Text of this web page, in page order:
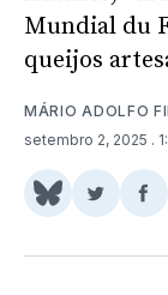
Mundial du
queijos
MÁRIO ADOLFO
setembro 2, 2025 .
Share
BlueSkyTwitter